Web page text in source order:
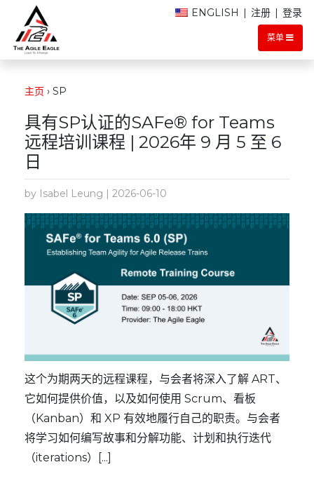
菜单
ENGLISH | 注册 | 登录
主页 › SP
具有SP认证的SAFe® for Teams
远程培训课程 | 2026年 9 月 5 至 6
日
by Isabel Leung | 2026-06-10
这个为期两天的远程课程，与会者将深入了解 ART、
它如何提供价值，以及如何使用 Scrum、看板
（Kanban）和 XP 有效地履行自己的职责。与会者
将学习如何编写故事和分解功能、计划和执行迭代
（iterations）[...]